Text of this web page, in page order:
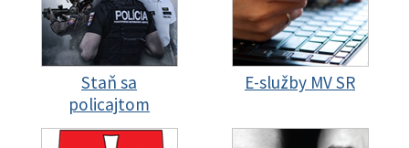
Staň sa
policajtom
E-služby MV SR